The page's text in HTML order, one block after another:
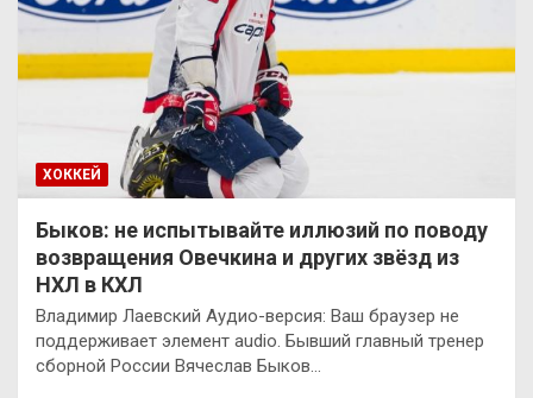
ХОККЕЙ
Быков: не испытывайте иллюзий по поводу
возвращения Овечкина и других звёзд из
НХЛ в КХЛ
Владимир Лаевский Аудио-версия: Ваш браузер не
поддерживает элемент audio. Бывший главный тренер
сборной России Вячеслав Быков…